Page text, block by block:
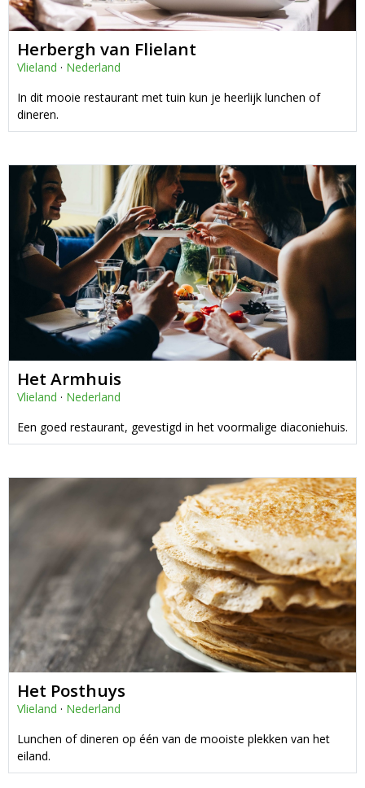
Herbergh van Flielant
Vlieland · Nederland
In dit mooie restaurant met tuin kun je heerlijk lunchen of
dineren.
Het Armhuis
Vlieland · Nederland
Een goed restaurant, gevestigd in het voormalige diaconiehuis.
Het Posthuys
Vlieland · Nederland
Lunchen of dineren op één van de mooiste plekken van het
eiland.